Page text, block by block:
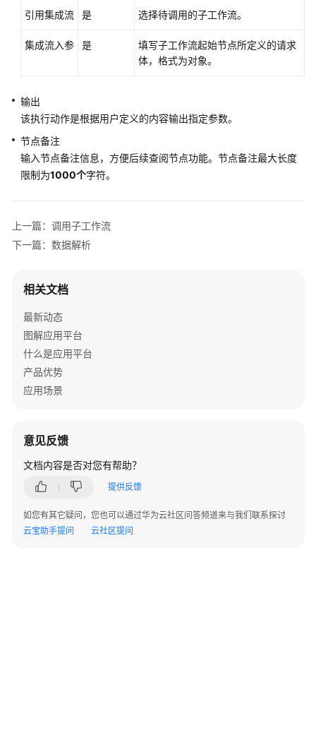
使
前
AppStage
用
户
指
南
（AI
应
用
原
生
应
用
引
AI
原
生
应
用
引用集成流 是 选择待调用的子工作流。
集成流入参 是
填写子工作流起始节点所定义的请求
体，格式为对象。
输出
该执行动作是根据用户定义的内容输出指定参数。
节点备注
输入节点备注信息，方便后续查阅节点功能。节点备注最大长度
限制为1000个字符。
上一篇：调用子工作流
下一篇：数据解析
相关文档
最新动态
图解应用平台
什么是应用平台
产品优势
应用场景
意见反馈
文档内容是否对您有帮助？
提供反馈
如您有其它疑问，您也可以通过华为云社区问答频道来与我们联系探讨
云宝助手提问
云社区提问